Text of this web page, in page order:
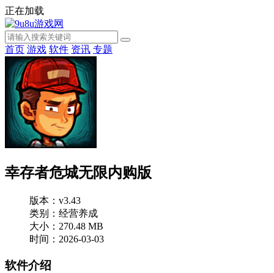
正在加载
首页 游戏 软件 资讯 专题
幸存者危城无限内购版
版本：v3.43
类别：经营养成
大小：270.48 MB
时间：2026-03-03
软件介绍